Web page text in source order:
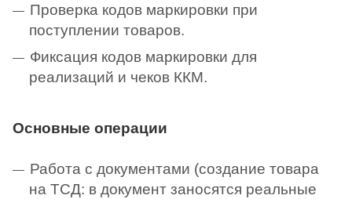
Проверка кодов маркировки при
поступлении товаров.
Фиксация кодов маркировки для
реализаций и чеков ККМ.
Основные операции
Работа с документами (создание товара
на ТСД: в документ заносятся реальные